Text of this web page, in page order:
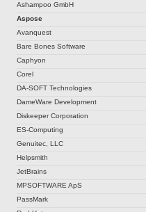
Ashampoo GmbH
Aspose
Avanquest
Bare Bones Software
Caphyon
Corel
DA-SOFT Technologies
DameWare Development
Diskeeper Corporation
ES-Computing
Genuitec, LLC
Helpsmith
JetBrains
MPSOFTWARE ApS
PassMark